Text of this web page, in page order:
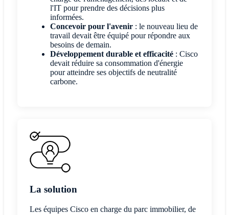
l'IT pour prendre des décisions plus
informées.
Concevoir pour l'avenir: le nouveau lieu de
travail devait être équipé pour répondre aux
besoins de demain.
Développement durable et efficacité: Cisco
devait réduire sa consommation d'énergie
pour atteindre ses objectifs de neutralité
carbone.
La solution
Les équipes Cisco en charge du parc immobilier, de